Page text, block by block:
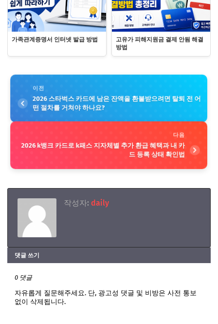
가족관계증명서 인터넷 발급 방법
고유가 피해지원금 결제 안됨 해결
방법
이전
2026 스타벅스 카드에 남은 잔액을 환불받으려면 탈퇴 전 어
떤 절차를 거쳐야 하나요?
다음
2026 k뱅크 카드로 k패스 지자체별 추가 환급 혜택과 내 카
드 등록 상태 확인법
작성자: daily
댓글 쓰기
0 댓글
자유롭게 질문해주세요. 단, 광고성 댓글 및 비방은 사전 통보
없이 삭제됩니다.